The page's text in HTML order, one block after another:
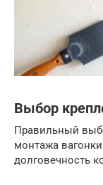
Выбор
Правильный
монтажа
долговечность